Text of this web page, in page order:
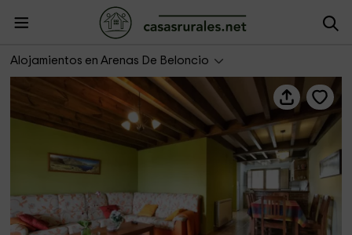
Alojamientos en Arenas De Beloncio